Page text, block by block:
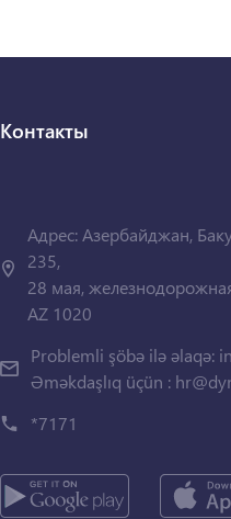
Контакты
Адрес: Азербайджан,
235,
28 мая,
AZ 1020
Problemli şöbə ilə əlaqə:
Əməkdaşlıq üçün :
*7171